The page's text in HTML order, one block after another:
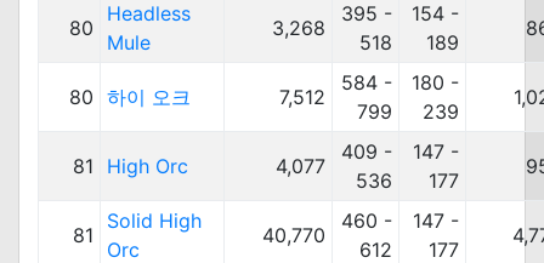
80
Headless
Mule
3,268
395 -
518
154 -
189
80 하이 오크 7,512
584 -
799
180 -
239
81 High Orc 4,077
409 -
536
147 -
177
81
Solid High
Orc
40,770
460 -
612
147 -
177